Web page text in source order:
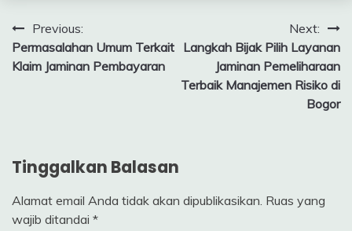
Navigasi
pos
Previous:
Permasalahan Umum Terkait
Klaim Jaminan Pembayaran
Next:
Langkah Bijak Pilih Layanan
Jaminan Pemeliharaan
Terbaik Manajemen Risiko di
Bogor
Tinggalkan Balasan
Alamat email Anda tidak akan dipublikasikan. Ruas yang
wajib ditandai *